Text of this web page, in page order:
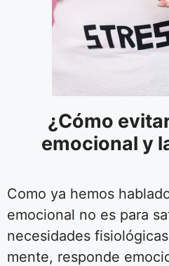
¿Cómo
emocional y
Como ya hemos
emocional no es para
necesidades
mente, responde